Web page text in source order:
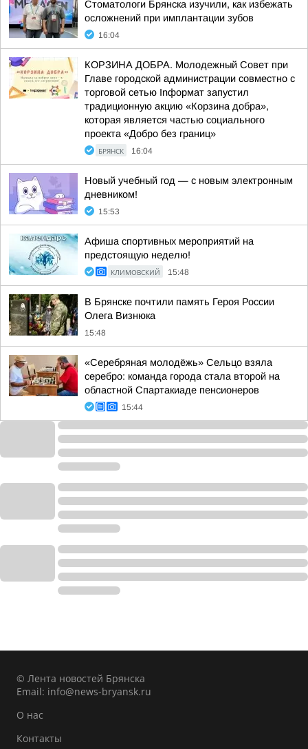
Стоматологи Брянска изучили, как избежать
осложнений при имплантации зубов
16:04
КОРЗИНА ДОБРА. Молодежный Совет при
Главе городской администрации совместно с
торговой сетью Inформат запустил
традиционную акцию «Корзина добра»,
которая является частью социального
проекта «Добро без границ»
БРЯНСК 16:04
Новый учебный год — с новым электронным
дневником!
15:53
Афиша спортивных мероприятий на
предстоящую неделю!
КЛИМОВСКИЙ 15:48
В Брянске почтили память Героя России
Олега Визнюка
15:48
«Серебряная молодёжь» Сельцо взяла
серебро: команда города стала второй на
областной Спартакиаде пенсионеров
15:44
© Лента новостей Брянска
Email: info@news-bryansk.ru
О нас
Контакты